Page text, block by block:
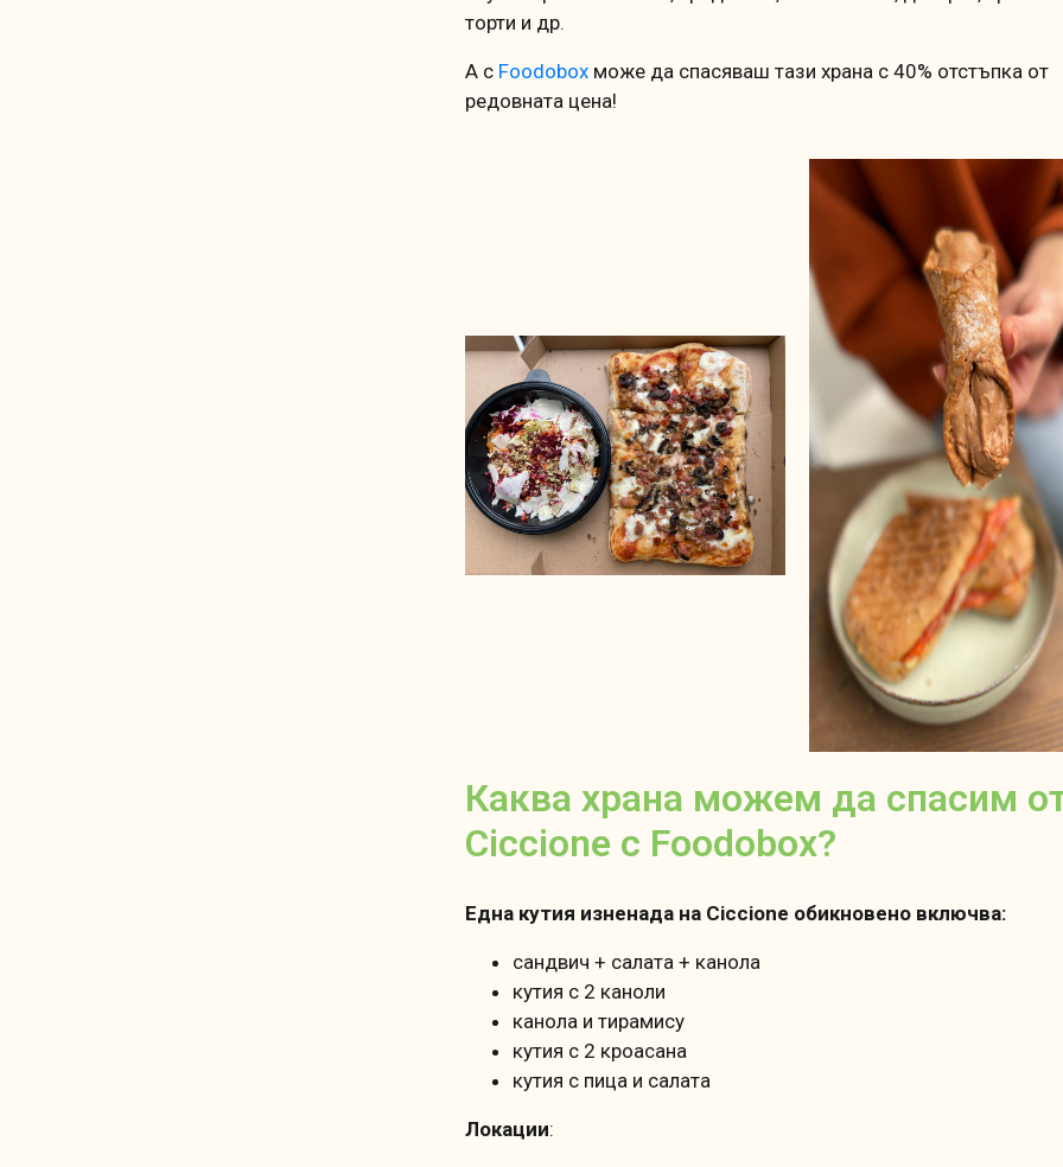
торти и др.
А с Foodobox може да спасяваш тази храна с 40% отстъпка от
редовната цена!
Каква храна можем да спасим
Ciccione с Foodobox?
Една кутия изненада на Ciccione обикновено включва:
сандвич + салата + канола
кутия с 2 каноли
канола и тирамису
кутия с 2 кроасана
кутия с пица и салата
Локации: